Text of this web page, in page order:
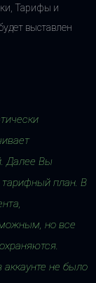
Тарифы и
выставлен
Далее Вы
план. В
но все
не было